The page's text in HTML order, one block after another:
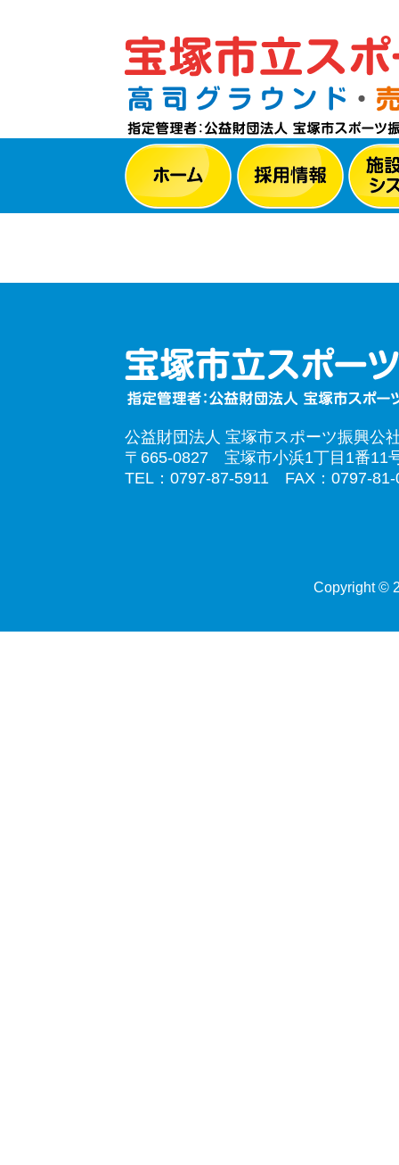
公益財団法人 宝塚市スポーツ振興公
〒665-0827 宝塚市小浜1丁目1番11
TEL：0797-87-5911 FAX：0797-81-
Copyright ©